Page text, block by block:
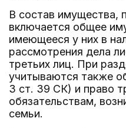
В состав имущества,
включается общее
имеющееся у них в
рассмотрения дела
третьих лиц. При
учитываются также
3 ст. 39 СК) и право
обязательствам,
семьи.